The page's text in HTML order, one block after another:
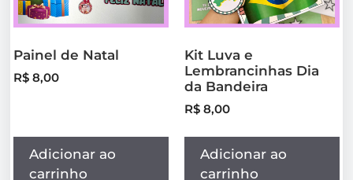
Painel de Natal
R$ 8,00
Adicionar ao
carrinho
Kit Luva e
Lembrancinhas Dia
da Bandeira
R$ 8,00
Adicionar ao
carrinho